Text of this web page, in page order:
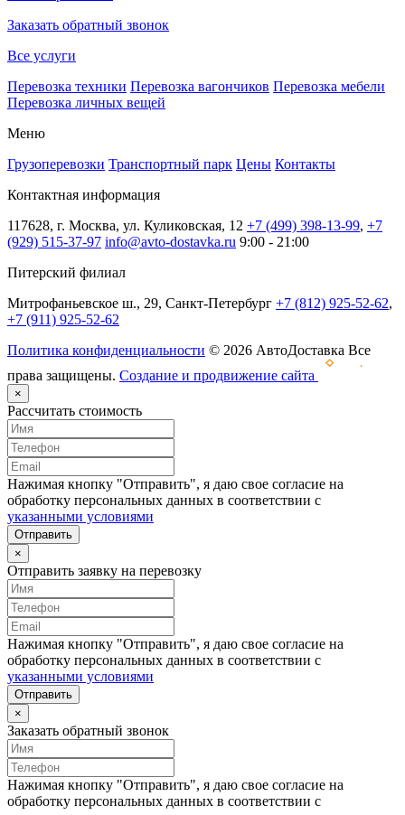
Заказать обратный звонок
Все услуги
Перевозка техники Перевозка вагончиков Перевозка мебели
Перевозка личных вещей
Меню
Грузоперевозки Транспортный парк Цены Контакты
Контактная информация
117628, г. Москва, ул. Куликовская, 12 +7 (499) 398-13-99, +7
(929) 515-37-97 info@avto-dostavka.ru 9:00 - 21:00
Питерский филиал
Митрофаньевское ш., 29, Санкт-Петербург +7 (812) 925-52-62,
+7 (911) 925-52-62
Политика конфиденциальности © 2026 АвтоДоставка Все
права защищены. Создание и продвижение сайта
×
Рассчитать стоимость
Нажимая кнопку "Отправить", я даю свое согласие на
обработку персональных данных в соответствии с
указанными условиями
Отправить
×
Отправить заявку на перевозку
Нажимая кнопку "Отправить", я даю свое согласие на
обработку персональных данных в соответствии с
указанными условиями
Отправить
×
Заказать обратный звонок
Нажимая кнопку "Отправить", я даю свое согласие на
обработку персональных данных в соответствии с